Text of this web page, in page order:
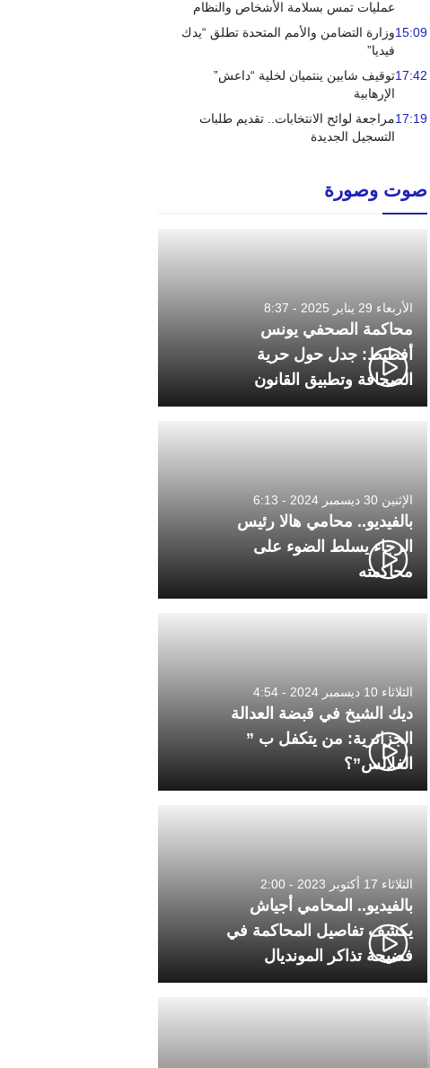
عمليات تمس بسلامة الأشخاص والنظام
15:09وزارة التضامن والأمم المتحدة تطلق “يدك
فيديا”
17:42توقيف شابين ينتميان لخلية “داعش”
الإرهابية
17:19مراجعة لوائح الانتخابات.. تقديم طلبات
التسجيل الجديدة
صوت وصورة
الأربعاء 29 يناير 2025 - 8:37
محاكمة الصحفي يونس
أفطيط: جدل حول حرية
الصحافة وتطبيق القانون
الإثنين 30 ديسمبر 2024 - 6:13
بالفيديو.. محامي هالا رئيس
الرجاء يسلط الضوء على
محاكمته
الثلاثاء 10 ديسمبر 2024 - 4:54
ديك الشيخ في قبضة العدالة
الجزائرية: من يتكفل ب ”
الفلالس”؟
الثلاثاء 17 أكتوبر 2023 - 2:00
بالفيديو.. المحامي أجياش
يكشف تفاصيل المحاكمة في
فضيحة تذاكر المونديال